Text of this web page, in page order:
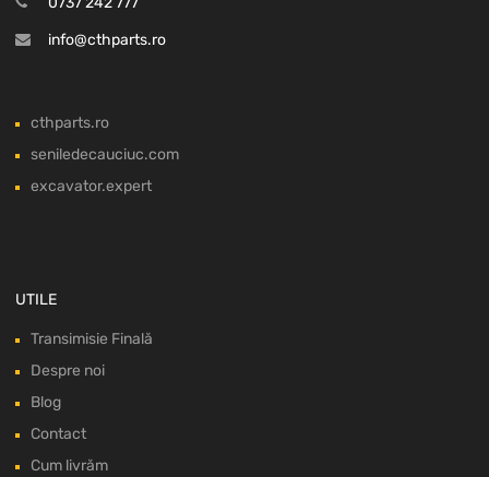
info@cthparts.ro
cthparts.ro
seniledecauciuc.com
excavator.expert
UTILE
Transimisie Finală
Despre noi
Blog
Contact
Cum livrăm